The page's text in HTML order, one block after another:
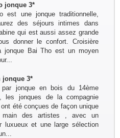
: Mme / Mr THOME et ses
(4 personnes)
à la carte du nord au sud du
au 24 janvier: Paris - Hanoi - Mai
- Pu Luong - Tam Coc - Baie de
Ha ( Bateau Perla Dawn Sails) -
Mr et Mme Alain et
LEFBVRE
dans le nord pour decouvrir
ethnies du nord: Bruxelles -
- Sapa - Bac Ha - marché
Cheng - Hoang Su Phi - Ha
- Quan Ba - Meo Vac -...
jonque 3*
est une jonque traditionnelle,
des séjours intimes dans
qui est aussi assez grande
donner le confort. Croisière
jonque Bai Tho est un moyen
jonque 3*
par jonque en bois du 14ème
les jonques de la compagnie
été conçues de façon unique
des artistes , avec un
luxueux et une large sélection